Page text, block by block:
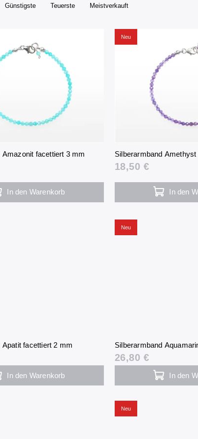
Günstigste Teuerste Meistverkauft
Amazonit facettiert 3 mm
In den Warenkorb
Neu
Silberarmband
18,50 €
In den
Apatit facettiert 2 mm
In den Warenkorb
Neu
Silberarmband
26,80 €
In den
Neu